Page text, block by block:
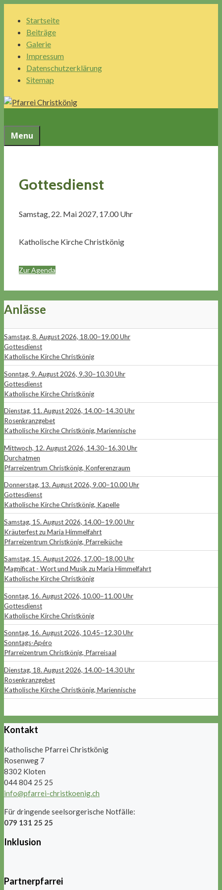
Inhalt
Startseite
Beiträge
Galerie
Impressum
Datenschutzerklärung
Sitemap
Menu
Gottesdienst
Samstag, 22. Mai 2027, 17.00 Uhr
Katholische Kirche Christkönig
Zur Agenda
Anlässe
Samstag, 8. August 2026, 18.00–19.00 Uhr
Gottesdienst
Katholische Kirche Christkönig
Sonntag, 9. August 2026, 9.30–10.30 Uhr
Gottesdienst
Katholische Kirche Christkönig
Dienstag, 11. August 2026, 14.00–14.30 Uhr
Rosenkranzgebet
Katholische Kirche Christkönig, Mariennische
Mittwoch, 12. August 2026, 14.30–16.30 Uhr
Durchatmen
Pfarreizentrum Christkönig, Konferenzraum
Donnerstag, 13. August 2026, 9.00–10.00 Uhr
Gottesdienst
Katholische Kirche Christkönig, Kapelle
Samstag, 15. August 2026, 14.00–19.00 Uhr
Kräuterfest zu Maria Himmelfahrt
Pfarreizentrum Christkönig, Pfarreiküche
Samstag, 15. August 2026, 17.00–18.00 Uhr
Magnificat - Wort und Musik zu Maria Himmelfahrt
Katholische Kirche Christkönig
Sonntag, 16. August 2026, 10.00–11.00 Uhr
Gottesdienst
Katholische Kirche Christkönig
Sonntag, 16. August 2026, 10.45–12.30 Uhr
Sonntags-Apéro
Pfarreizentrum Christkönig, Pfarreisaal
Dienstag, 18. August 2026, 14.00–14.30 Uhr
Rosenkranzgebet
Katholische Kirche Christkönig, Mariennische
Kontakt
Katholische Pfarrei Christkönig
Rosenweg 7
8302 Kloten
044 804 25 25
info@pfarrei-christkoenig.ch
Für dringende seelsorgerische Notfälle:
079 131 25 25
Inklusion
Partnerpfarrei